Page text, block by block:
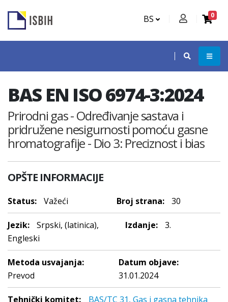
BS 0
BAS EN ISO 6974-3:2024
Prirodni gas - Određivanje sastava i
pridružene nesigurnosti pomoću gasne
hromatografije - Dio 3: Preciznost i bias
OPŠTE INFORMACIJE
Status: Važeći Broj strana: 30
Jezik:
Srpski, (latinica),
Engleski
Izdanje: 3.
Metoda usvajanja:
Prevod
Datum objave:
31.01.2024
Tehnički komitet: BAS/TC 31, Gas i gasna tehnika